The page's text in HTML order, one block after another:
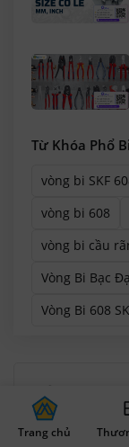
Trang chủ
Từ Khóa Phổ
vòng bi SKF
vòng bi 608
vòng bi cầu
Vòng Bi Bạc
Vòng Bi 608
Vì Đổi mới